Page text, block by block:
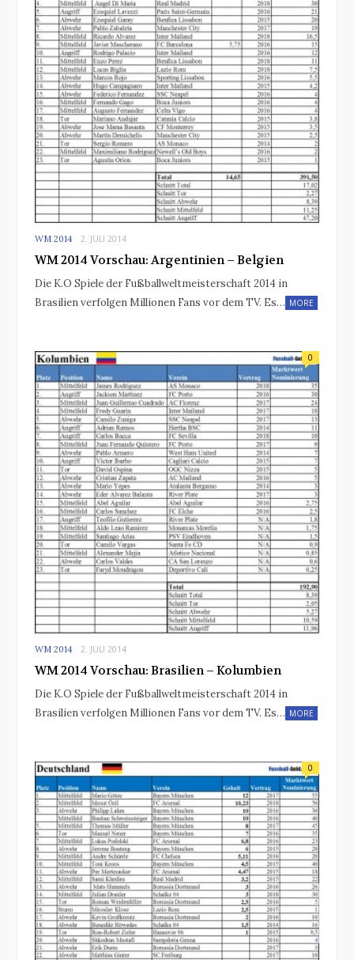
WM 2014 2. JULI 2014
WM 2014 Vorschau: Argentinien – Belgien
Die K.O Spiele der Fußballweltmeisterschaft 2014 in
Brasilien verfolgen Millionen Fans vor dem TV. Es… MORE
WM 2014 2. JULI 2014
0
WM 2014 Vorschau: Brasilien – Kolumbien
Die K.O Spiele der Fußballweltmeisterschaft 2014 in
Brasilien verfolgen Millionen Fans vor dem TV. Es… MORE
0